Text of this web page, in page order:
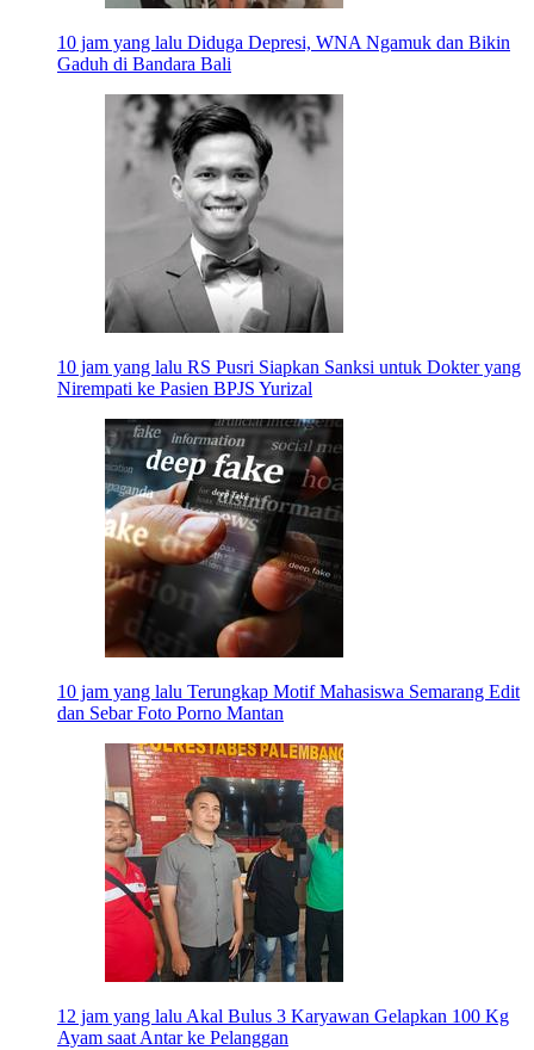
10 jam yang lalu Diduga Depresi, WNA Ngamuk dan Bikin
Gaduh di Bandara Bali
10 jam yang lalu RS Pusri Siapkan Sanksi untuk Dokter yang
Nirempati ke Pasien BPJS Yurizal
10 jam yang lalu Terungkap Motif Mahasiswa Semarang Edit
dan Sebar Foto Porno Mantan
12 jam yang lalu Akal Bulus 3 Karyawan Gelapkan 100 Kg
Ayam saat Antar ke Pelanggan